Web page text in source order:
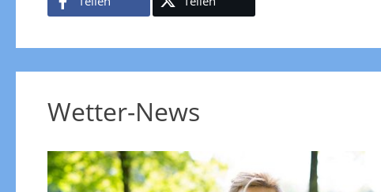
Wetter-News